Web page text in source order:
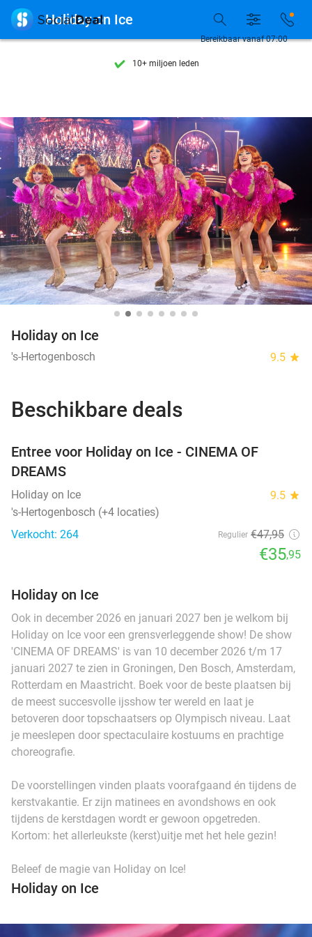
7 dagen per week beschikbaar
10+ miljoen leden
7 dagen per week beschikbaar
10+ miljoen leden
Bereikbaar vanaf 07:00
 Holiday on Ice
Holiday on Ice
's-Hertogenbosch 9.5 star
Beschikbare deals
Entree voor Holiday on Ice - CINEMA OF
DREAMS
Holiday on Ice 9.5 star
's-Hertogenbosch (+4 locaties)
Verkocht: 264
Regulier €47,95
€35,95
Holiday on Ice
Ook in december 2026 en januari 2027 ben je welkom bij
Holiday on Ice voor een grensverleggende show! De show
'CINEMA OF DREAMS' is van 10 december 2026 t/m 17
januari 2027 te zien in Groningen, Den Bosch, Amsterdam,
Rotterdam en Maastricht. Boek voor de beste plaatsen bij
de meest succesvolle ijsshow ter wereld en laat je
betoveren door topschaatsers op Olympisch niveau. Laat
je meeslepen door spectaculaire kostuums en prachtige
choreografie.
De voorstellingen vinden plaats voorafgaand én tijdens de
kerstvakantie. Er zijn matinees en avondshows en ook
tijdens de kerstdagen wordt er gewoon opgetreden.
Kortom: het allerleukste (kerst)uitje met het hele gezin!
Beleef de magie van Holiday on Ice!
Holiday on Ice